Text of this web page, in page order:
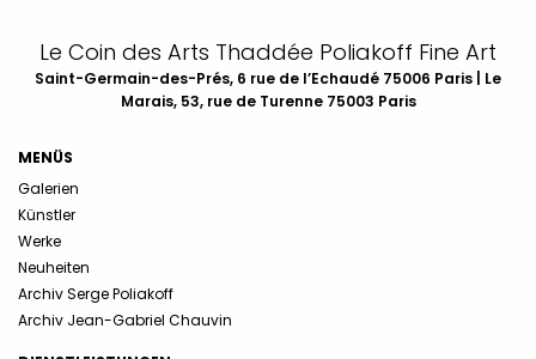
Le Coin des Arts Thaddée Poliakoff Fine Art
Saint-Germain-des-Prés, 6 rue de l’Echaudé 75006 Paris | Le
Marais, 53, rue de Turenne 75003 Paris
MENÜS
Galerien
Künstler
Werke
Neuheiten
Archiv Serge Poliakoff
Archiv Jean-Gabriel Chauvin